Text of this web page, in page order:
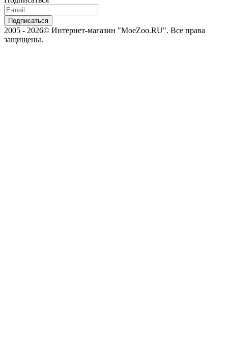
2005 - 2026© Интернет-магазин "MoeZoo.RU". Все права
защищены.